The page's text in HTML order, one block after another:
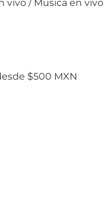
vivo / Musica en vivo
$500 MXN